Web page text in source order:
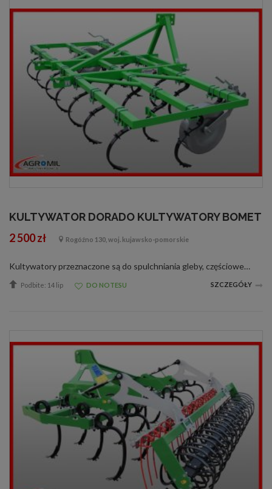
KULTYWATOR DORADO KULTYWATORY BOMET
2 500 zł Rogóźno 130, woj. kujawsko-pomorskie
Kultywatory przeznaczone są do spulchniania gleby, częściowego kruszenia brył, niszczenia chwastów i rozłogów perzu oraz mieszania nawozów mineralnych z glebą. Kultywatory zalecane są również do użycia na ścierniskach w celu przerwania pa...
Podbite: 14 lip DO NOTESU SZCZEGÓŁY